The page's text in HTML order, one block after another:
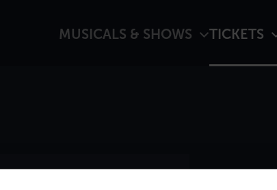
MUSICALS & SHOWS TICKETS